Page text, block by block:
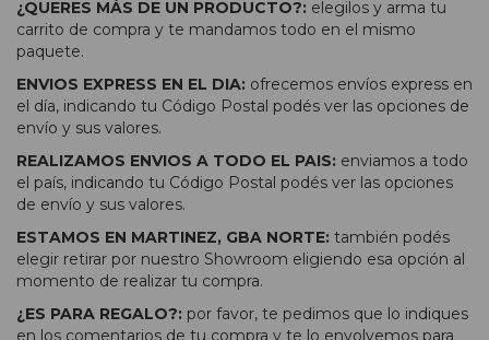
¿QUERES MÁS DE UN PRODUCTO?: elegilos y arma tu
carrito de compra y te mandamos todo en el mismo
paquete.
ENVIOS EXPRESS EN EL DIA: ofrecemos envíos express en
el día, indicando tu Código Postal podés ver las opciones de
envío y sus valores.
REALIZAMOS ENVIOS A TODO EL PAIS: enviamos a todo
el país, indicando tu Código Postal podés ver las opciones
de envío y sus valores.
ESTAMOS EN MARTINEZ, GBA NORTE: también podés
elegir retirar por nuestro Showroom eligiendo esa opción al
momento de realizar tu compra.
¿ES PARA REGALO?: por favor, te pedimos que lo indiques
en los comentarios de tu compra y te lo envolvemos para